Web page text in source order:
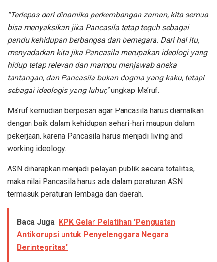
“Terlepas dari dinamika perkembangan zaman, kita semua
bisa menyaksikan jika Pancasila tetap teguh sebagai
pandu kehidupan berbangsa dan bernegara. Dari hal itu,
menyadarkan kita jika Pancasila merupakan ideologi yang
hidup tetap relevan dan mampu menjawab aneka
tantangan, dan Pancasila bukan dogma yang kaku, tetapi
sebagai ideologis yang luhur,”ungkap Ma’ruf.
Ma’ruf kemudian berpesan agar Pancasila harus diamalkan
dengan baik dalam kehidupan sehari-hari maupun dalam
pekerjaan, karena Pancasila harus menjadi living and
working ideology.
ASN diharapkan menjadi pelayan publik secara totalitas,
maka nilai Pancasila harus ada dalam peraturan ASN
termasuk peraturan lembaga dan daerah.
Baca Juga KPK Gelar Pelatihan 'Penguatan
Antikorupsi untuk Penyelenggara Negara
Berintegritas'